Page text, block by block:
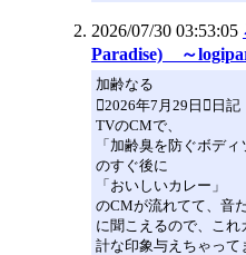
2026/07/30 03:53:05
Paradise) ～
加齢なる
2026年7月29日日記
TVのCMで、
「加齢臭を防ぐボディ
のすぐ後に
「おいしいカレー」
のCMが流れてて、音
に聞こえるので、こ
計な印象与えちゃって